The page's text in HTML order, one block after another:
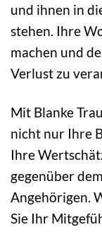
und ihnen in
stehen. Ihre
machen und
Verlust zu
Mit Blanke
nicht nur Ihre
Ihre
gegenüber
Angehörigen.
Sie Ihr